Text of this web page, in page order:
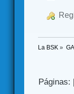
La BSK »
Páginas: